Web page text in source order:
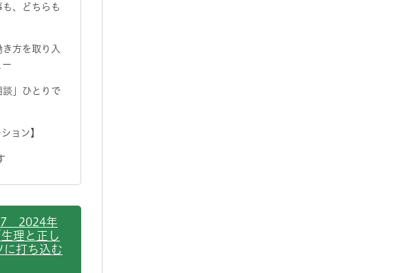
、どちらも
方を取り入
ー
談」ひとりで
ョン】
2024年
理と正し
に打ち込む